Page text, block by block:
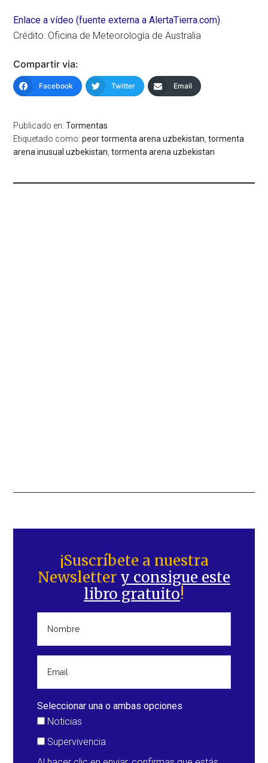
Enlace a vídeo (fuente externa a AlertaTierra.com).
Crédito: Oficina de Meteorología de Australia
Compartir via:
Facebook Twitter Email
Publicado en:Tormentas
Etiquetado como:peor tormenta arena uzbekistan,tormenta
arena inusual uzbekistan,tormenta arena uzbekistan
lateral
principal
¡Suscríbete a nuestra
Newsletter y consigue este
libro gratuito!
Seleccionar una o ambas opciones
Noticias
Supervivencia